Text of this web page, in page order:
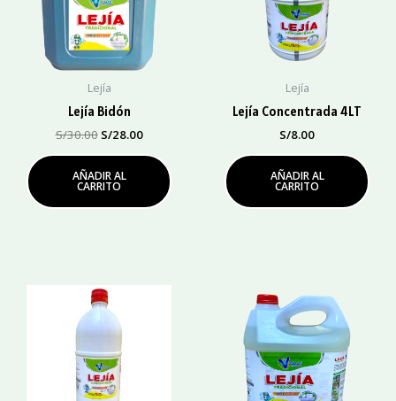
Lejía
Lejía Bidón
S/30.00 S/28.00
AÑADIR AL
CARRITO
Lejía
Lejía Concentrada 4LT
S/8.00
AÑADIR AL
CARRITO